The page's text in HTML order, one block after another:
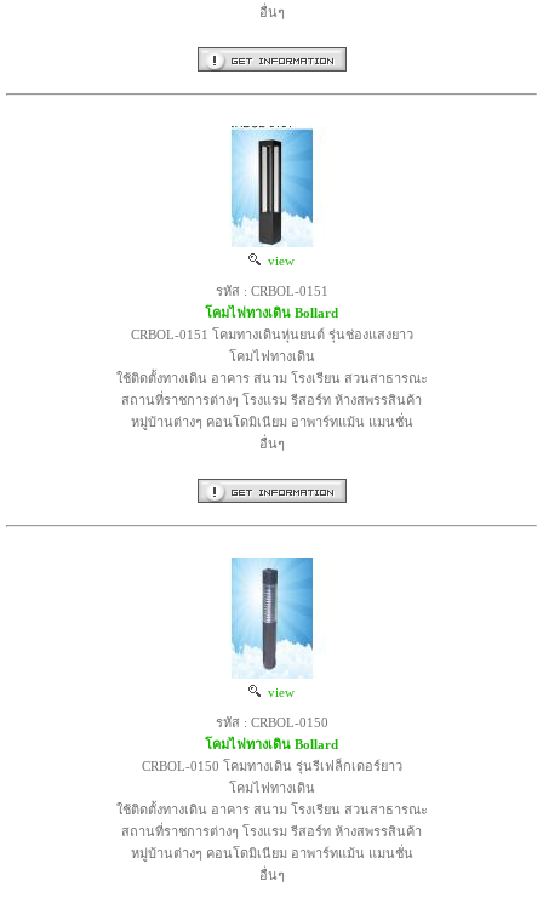
อื่นๆ
view
รหัส : CRBOL-0151
โคมไฟทางเดิน Bollard
CRBOL-0151 โคมทางเดินหุ่นยนต์ รุ่นช่องแสงยาว
โคมไฟทางเดิน
ใช้ติดตั้งทางเดิน อาคาร สนาม โรงเรียน สวนสาธารณะ
สถานที่ราชการต่างๆ โรงแรม รีสอร์ท ห้างสพรรสินค้า
หมู่บ้านต่างๆ คอนโดมิเนียม อาพาร์ทแม้น แมนชั่น
อื่นๆ
view
รหัส : CRBOL-0150
โคมไฟทางเดิน Bollard
CRBOL-0150 โคมทางเดิน รุ่นรีเฟล็กเดอร์ยาว
โคมไฟทางเดิน
ใช้ติดตั้งทางเดิน อาคาร สนาม โรงเรียน สวนสาธารณะ
สถานที่ราชการต่างๆ โรงแรม รีสอร์ท ห้างสพรรสินค้า
หมู่บ้านต่างๆ คอนโดมิเนียม อาพาร์ทแม้น แมนชั่น
อื่นๆ